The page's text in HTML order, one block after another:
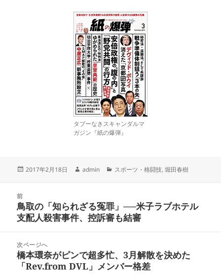
タブーなきスキャンダルマ
ガジン『紙の爆弾』
投
2017年2月18日
作
admin
カ
ー
スポーツ・格闘技,堀田春樹
前
前
の
稿:
鳥取の「知られざる冤罪」──米子ラブホテル
支配人殺害事件、控訴審も結審
次ページへ
次
の
橋本環奈がピンで超多忙、3月解散を決めた
「Rev.from DVL」メンバー格差